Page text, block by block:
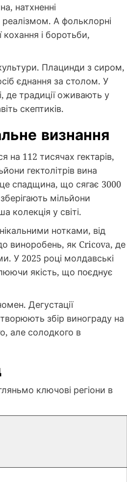
натхненні
реалізмом. А фольклорні
кохання і боротьби,
Плацинди з сиром,
єднання за столом. У
де традиції оживають у
скептиків.
визнання
на 112 тисячах гектарів,
гектолітрів вина
спадщина, що сягає 3000
мільйони
колекція у світі.
нотками, від
виноробень, як Cricova, де
У 2025 році молдавські
якість, що поєднує
Дегустації
збір винограду на
але солодкого в
ключові регіони в